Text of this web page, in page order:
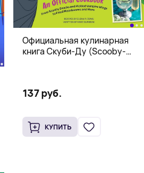
Официальная кулинарная
книга Скуби-Ду (Scooby-
137 руб.
КУПИТЬ